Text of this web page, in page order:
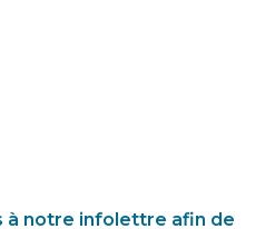
à notre infolettre afin de